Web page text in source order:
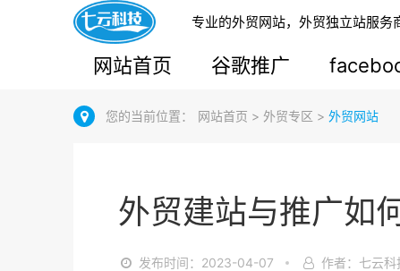
专业的外贸网站，外贸独立站服务
网站首页 谷歌推广
您的当前位置： 网站首页 > 外贸专区 > 外贸网站
外贸建站与推广如
发布时间：2023-04-07 作者：七云科